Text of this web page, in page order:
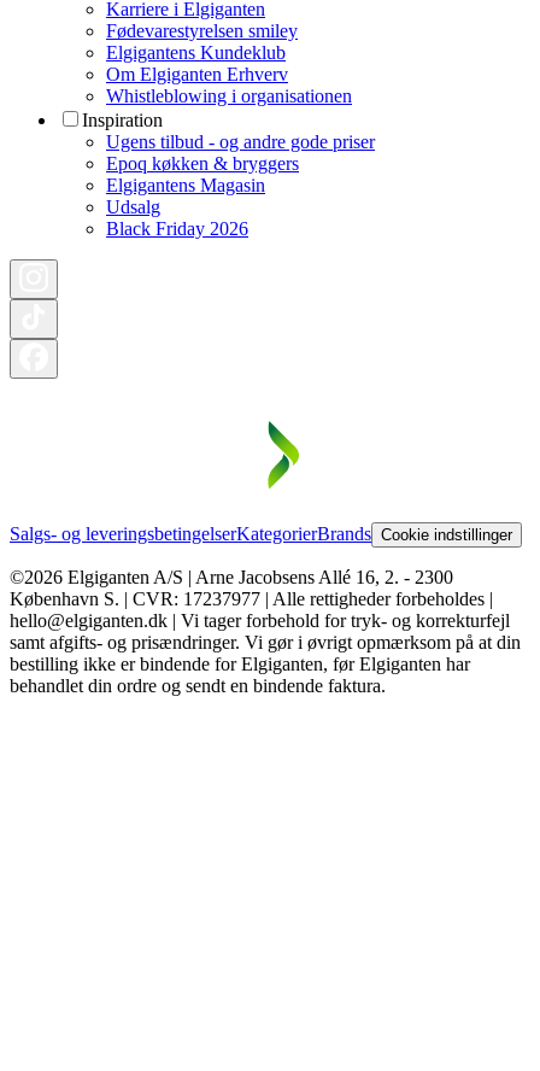
Karriere i Elgiganten
Fødevarestyrelsen smiley
Elgigantens Kundeklub
Om Elgiganten Erhverv
Whistleblowing i organisationen
Inspiration
Ugens tilbud - og andre gode priser
Epoq køkken & bryggers
Elgigantens Magasin
Udsalg
Black Friday 2026
Salgs- og leveringsbetingelserKategorierBrands Cookie indstillinger
©2026 Elgiganten A/S | Arne Jacobsens Allé 16, 2. - 2300
København S. | CVR: 17237977 | Alle rettigheder forbeholdes |
hello@elgiganten.dk | Vi tager forbehold for tryk- og korrekturfejl
samt afgifts- og prisændringer. Vi gør i øvrigt opmærksom på at din
bestilling ikke er bindende for Elgiganten, før Elgiganten har
behandlet din ordre og sendt en bindende faktura.